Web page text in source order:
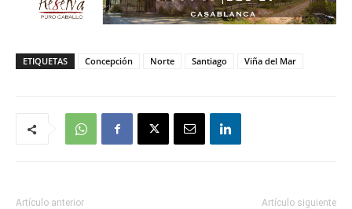
ETIQUETAS Concepción Norte Santiago Viña del Mar
Artículo anterior Artículo siguiente